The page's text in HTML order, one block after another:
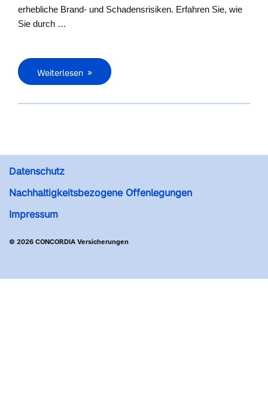
erhebliche Brand- und Schadensrisiken. Erfahren Sie, wie
Sie durch …
Weiterlesen
Datenschutz
Nachhaltigkeitsbezogene Offenlegungen
Impressum
© 2026 CONCORDIA Versicherungen